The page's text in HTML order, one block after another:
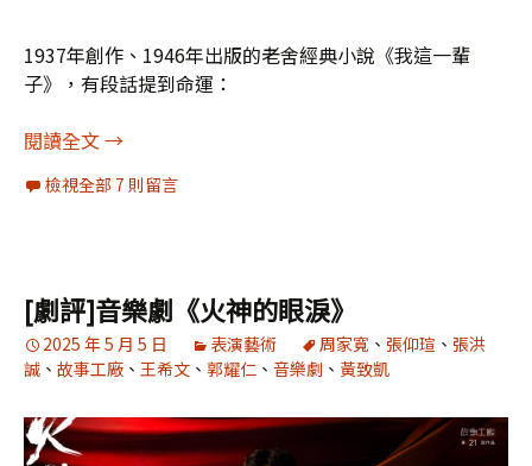
1937年創作、1946年出版的老舍經典小說《我這一輩
子》，有段話提到命運：
閱讀全文老舍《我這一輩子》筆記1：「人是多麼小的玩藝
→
檢視全部 7 則留言
[劇評]音樂劇《火神的眼淚》
2025 年 5 月 5 日 表演藝術 周家寬 、 張仰瑄 、 張洪
誠 、 故事工廠 、 王希文 、 郭耀仁 、 音樂劇 、 黃致凱